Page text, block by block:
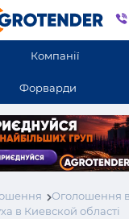
Компанії
Форварди
Оголошення
в Киевской області